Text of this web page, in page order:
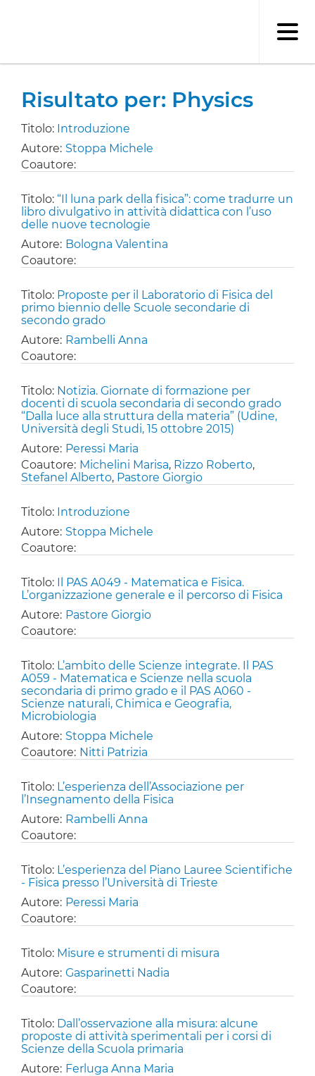
Risultato per: Physics
Titolo: Introduzione
Autore: Stoppa Michele
Coautore:
Titolo: “Il luna park della fisica”: come tradurre un
libro divulgativo in attività didattica con l’uso
delle nuove tecnologie
Autore: Bologna Valentina
Coautore:
Titolo: Proposte per il Laboratorio di Fisica del
primo biennio delle Scuole secondarie di
secondo grado
Autore: Rambelli Anna
Coautore:
Titolo: Notizia. Giornate di formazione per
docenti di scuola secondaria di secondo grado
“Dalla luce alla struttura della materia” (Udine,
Università degli Studi, 15 ottobre 2015)
Autore: Peressi Maria
Coautore: Michelini Marisa, Rizzo Roberto,
Stefanel Alberto, Pastore Giorgio
Titolo: Introduzione
Autore: Stoppa Michele
Coautore:
Titolo: Il PAS A049 - Matematica e Fisica.
L’organizzazione generale e il percorso di Fisica
Autore: Pastore Giorgio
Coautore:
Titolo: L’ambito delle Scienze integrate. Il PAS
A059 - Matematica e Scienze nella scuola
secondaria di primo grado e il PAS A060 -
Scienze naturali, Chimica e Geografia,
Microbiologia
Autore: Stoppa Michele
Coautore: Nitti Patrizia
Titolo: L’esperienza dell’Associazione per
l’Insegnamento della Fisica
Autore: Rambelli Anna
Coautore:
Titolo: L’esperienza del Piano Lauree Scientifiche
- Fisica presso l’Università di Trieste
Autore: Peressi Maria
Coautore:
Titolo: Misure e strumenti di misura
Autore: Gasparinetti Nadia
Coautore:
Titolo: Dall’osservazione alla misura: alcune
proposte di attività sperimentali per i corsi di
Scienze della Scuola primaria
Autore: Ferluga Anna Maria